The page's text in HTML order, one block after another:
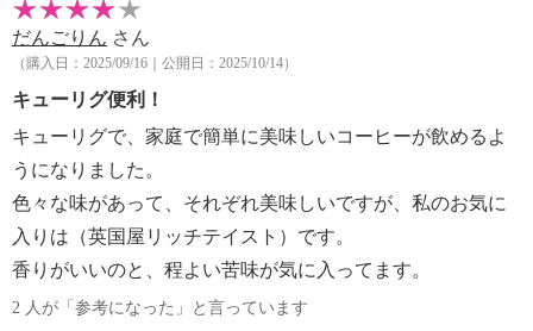
・なし
【注意事項】
・抽出には専用機器をご使用下さい。
【加工地、原産国（地）】
・国内
【アレルギー表示一覧】
表示しているアレルギー物質は、特定原材料を対象に
しています。
■アレルギー表示：なし
だんごりん さん
（購入日：2025/09/16｜公開日：2025/10/14）
キューリグ便利！
キューリグで、家庭で簡単に美味しいコーヒーが飲めるよ
うになりました。
色々な味があって、それぞれ美味しいですが、私のお気に
入りは（英国屋リッチテイスト）です。
香りがいいのと、程よい苦味が気に入ってます。
2 人が「参考になった」と言っています